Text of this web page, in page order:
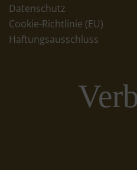
Datenschutz
Cookie-Richtlinie (EU)
Haftungsausschluss